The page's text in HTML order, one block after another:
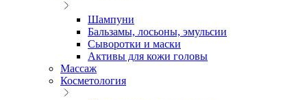
Шампуни
Бальзамы, лосьоны, эмульсии
Сыворотки и маски
Активы для кожи головы
Массаж
Косметология